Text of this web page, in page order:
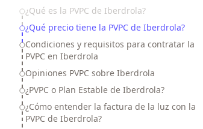
Table of Contents
¿Qué es la PVPC de Iberdrola?
¿Qué precio tiene la PVPC de Iberdrola?
Condiciones y requisitos para contratar la
PVPC en Iberdrola
Opiniones PVPC sobre Iberdrola
¿PVPC o Plan Estable de Iberdrola?
¿Cómo entender la factura de la luz con la
PVPC de Iberdrola?